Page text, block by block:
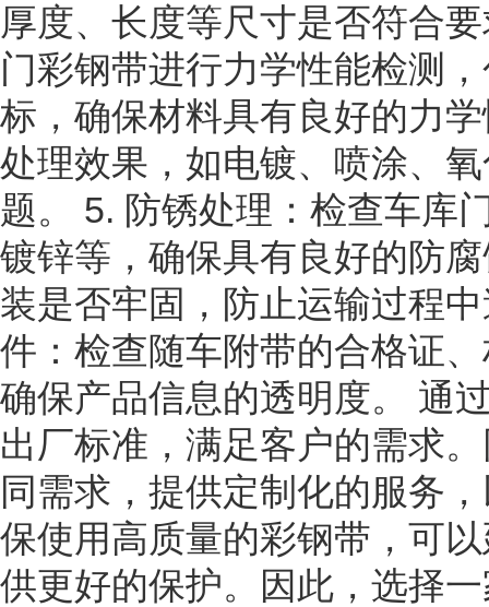
厚度、长度等尺寸是否符合
门彩钢带进行力学性能检测
标，确保材料具有良好的力
处理效果，如电镀、喷涂、
题。 5. 防锈处理：检查车库
镀锌等，确保具有良好的防
装是否牢固，防止运输过程
件：检查随车附带的合格证
确保产品信息的透明度。 通
出厂标准，满足客户的需求
同需求，提供定制化的服务
保使用高质量的彩钢带，可
供更好的保护。因此，选择